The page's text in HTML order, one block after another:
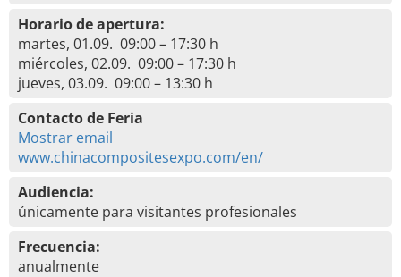
Horario de apertura:
martes, 01.09. 09:00 – 17:30 h
miércoles, 02.09. 09:00 – 17:30 h
jueves, 03.09. 09:00 – 13:30 h
Contacto de Feria
Mostrar email
www.chinacompositesexpo.com/en/
Audiencia:
únicamente para visitantes profesionales
Frecuencia:
anualmente